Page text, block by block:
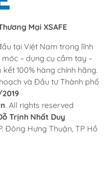
Mại XSAFE
tại Việt Nam trong lĩnh
– dụng cụ cầm tay –
100% hàng chính hãng.
và Đầu tư Thành phố
. All rights reserved
Trịnh Nhất Duy
Đông Hưng Thuận, TP Hồ